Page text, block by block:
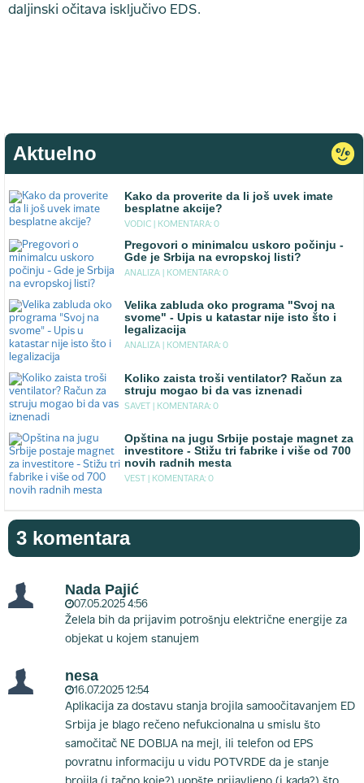
daljinski očitava isključivo EDS.
Aktuelno
Kako da proverite da li još uvek imate
besplatne akcije?
VODIC | KOMENTARA: 0
Pregovori o minimalcu uskoro počinju -
Gde je Srbija na evropskoj listi?
ANALIZA | KOMENTARA: 0
Velika zabluda oko programa "Svoj na
svome" - Upis u katastar nije isto što i
legalizacija
ANALIZA | KOMENTARA: 0
Koliko zaista troši ventilator? Račun za
struju mogao bi da vas iznenadi
SAVET | KOMENTARA: 0
Opština na jugu Srbije postaje magnet za
investitore - Stižu tri fabrike i više od 700
novih radnih mesta
VEST | KOMENTARA: 0
3 komentara
Nada Pajić
07.05.2025 4:56
Želela bih da prijavim potrošnju električne energije za
objekat u kojem stanujem
nesa
16.07.2025 12:54
Aplikacija za dostavu stanja brojila samoočitavanjem ED
Srbija je blago rečeno nefukcionalna u smislu što
samočitač NE DOBIJA na mejl, ili telefon od EPS
povratnu informaciju u vidu POTVRDE da je stanje